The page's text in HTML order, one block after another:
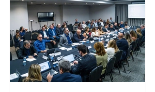
os cálculos e apresente uma nova
proposta. O entendimento é que a
proposta